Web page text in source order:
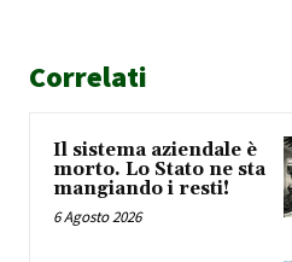
Correlati
Il sistema aziendale è
morto. Lo Stato ne sta
mangiando i resti!
6 Agosto 2026